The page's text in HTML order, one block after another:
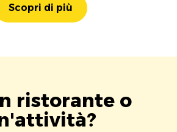
Scopri di più
ristorante o